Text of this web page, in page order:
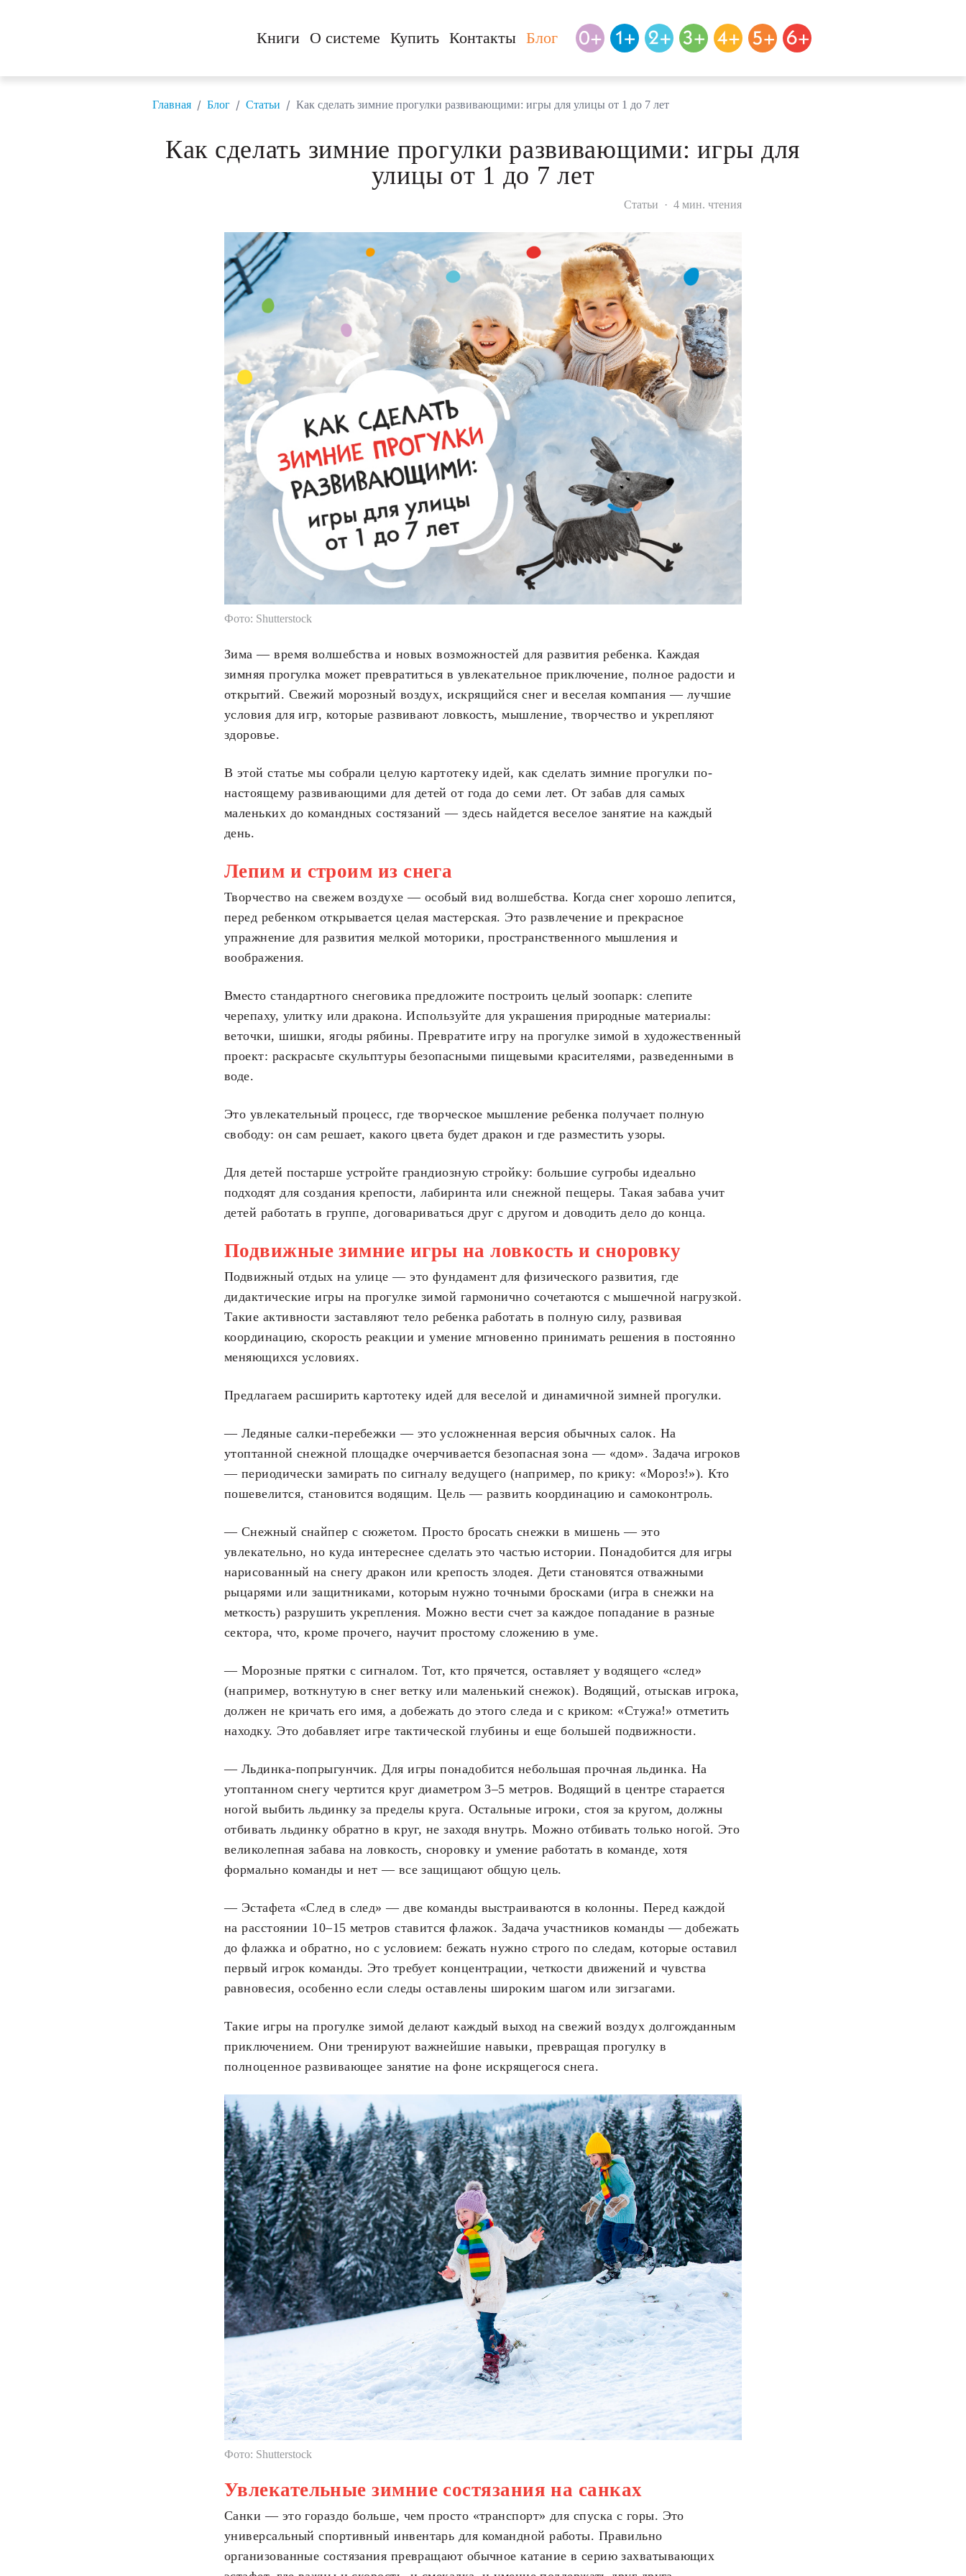
Книги О системе Купить Контакты Блог
Главная / Блог / Статьи / Как сделать зимние прогулки развивающими: игры для улицы от 1 до 7 лет
Как сделать зимние прогулки развивающими: игры для
улицы от 1 до 7 лет
Статьи · 4 мин. чтения
Фото: Shutterstock
Зима — время волшебства и новых возможностей для развития ребенка. Каждая
зимняя прогулка может превратиться в увлекательное приключение, полное радости и
открытий. Свежий морозный воздух, искрящийся снег и веселая компания — лучшие
условия для игр, которые развивают ловкость, мышление, творчество и укрепляют
здоровье.
В этой статье мы собрали целую картотеку идей, как сделать зимние прогулки по-
настоящему развивающими для детей от года до семи лет. От забав для самых
маленьких до командных состязаний — здесь найдется веселое занятие на каждый
день.
Лепим и строим из снега
Творчество на свежем воздухе — особый вид волшебства. Когда снег хорошо лепится,
перед ребенком открывается целая мастерская. Это развлечение и прекрасное
упражнение для развития мелкой моторики, пространственного мышления и
воображения.
Вместо стандартного снеговика предложите построить целый зоопарк: слепите
черепаху, улитку или дракона. Используйте для украшения природные материалы:
веточки, шишки, ягоды рябины. Превратите игру на прогулке зимой в художественный
проект: раскрасьте скульптуры безопасными пищевыми красителями, разведенными в
воде.
Это увлекательный процесс, где творческое мышление ребенка получает полную
свободу: он сам решает, какого цвета будет дракон и где разместить узоры.
Для детей постарше устройте грандиозную стройку: большие сугробы идеально
подходят для создания крепости, лабиринта или снежной пещеры. Такая забава учит
детей работать в группе, договариваться друг с другом и доводить дело до конца.
Подвижные зимние игры на ловкость и сноровку
Подвижный отдых на улице — это фундамент для физического развития, где
дидактические игры на прогулке зимой гармонично сочетаются с мышечной нагрузкой.
Такие активности заставляют тело ребенка работать в полную силу, развивая
координацию, скорость реакции и умение мгновенно принимать решения в постоянно
меняющихся условиях.
Предлагаем расширить картотеку идей для веселой и динамичной зимней прогулки.
— Ледяные салки-перебежки — это усложненная версия обычных салок. На
утоптанной снежной площадке очерчивается безопасная зона — «дом». Задача игроков
— периодически замирать по сигналу ведущего (например, по крику: «Мороз!»). Кто
пошевелится, становится водящим. Цель — развить координацию и самоконтроль.
— Снежный снайпер с сюжетом. Просто бросать снежки в мишень — это
увлекательно, но куда интереснее сделать это частью истории. Понадобится для игры
нарисованный на снегу дракон или крепость злодея. Дети становятся отважными
рыцарями или защитниками, которым нужно точными бросками (игра в снежки на
меткость) разрушить укрепления. Можно вести счет за каждое попадание в разные
сектора, что, кроме прочего, научит простому сложению в уме.
— Морозные прятки с сигналом. Тот, кто прячется, оставляет у водящего «след»
(например, воткнутую в снег ветку или маленький снежок). Водящий, отыскав игрока,
должен не кричать его имя, а добежать до этого следа и с криком: «Стужа!» отметить
находку. Это добавляет игре тактической глубины и еще большей подвижности.
— Льдинка-попрыгунчик. Для игры понадобится небольшая прочная льдинка. На
утоптанном снегу чертится круг диаметром 3–5 метров. Водящий в центре старается
ногой выбить льдинку за пределы круга. Остальные игроки, стоя за кругом, должны
отбивать льдинку обратно в круг, не заходя внутрь. Можно отбивать только ногой. Это
великолепная забава на ловкость, сноровку и умение работать в команде, хотя
формально команды и нет — все защищают общую цель.
— Эстафета «След в след» — две команды выстраиваются в колонны. Перед каждой
на расстоянии 10–15 метров ставится флажок. Задача участников команды — добежать
до флажка и обратно, но с условием: бежать нужно строго по следам, которые оставил
первый игрок команды. Это требует концентрации, четкости движений и чувства
равновесия, особенно если следы оставлены широким шагом или зигзагами.
Такие игры на прогулке зимой делают каждый выход на свежий воздух долгожданным
приключением. Они тренируют важнейшие навыки, превращая прогулку в
полноценное развивающее занятие на фоне искрящегося снега.
Фото: Shutterstock
Увлекательные зимние состязания на санках
Санки — это гораздо больше, чем просто «транспорт» для спуска с горы. Это
универсальный спортивный инвентарь для командной работы. Правильно
организованные состязания превращают обычное катание в серию захватывающих